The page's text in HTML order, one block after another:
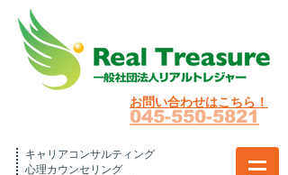
お問い合わせはこちら！
045-550-5821
キャリアコンサルティング
心理カウンセリング